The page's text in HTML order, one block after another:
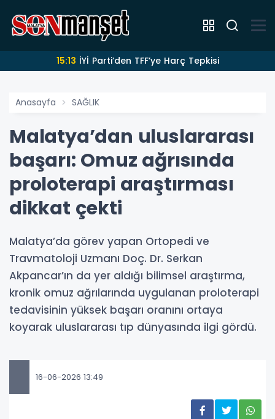
15:13 İYİ Parti’den TFF’ye Harç Tepkisi
Anasayfa SAĞLIK
Malatya’dan uluslararası
başarı: Omuz ağrısında
proloterapi araştırması
dikkat çekti
Malatya’da görev yapan Ortopedi ve
Travmatoloji Uzmanı Doç. Dr. Serkan
Akpancar’ın da yer aldığı bilimsel araştırma,
kronik omuz ağrılarında uygulanan proloterapi
tedavisinin yüksek başarı oranını ortaya
koyarak uluslararası tıp dünyasında ilgi gördü.
16-06-2026 13:49